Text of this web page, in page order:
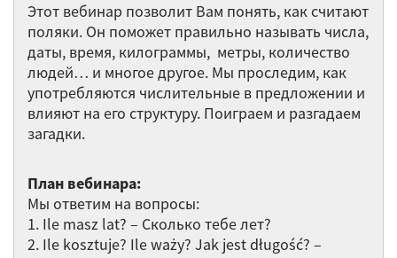
Edukacja w Polsce / Образование в
Польше
Królestwo zwierząt / Царство зверей
Wizyta u lekarza / Визит к врачу
Gwara młodzieżowa / Молодежный
Этот вебинар позволит Вам понять, как считают
поляки. Он поможет правильно называть числа,
даты, время, килограммы, метры, количество
людей… и многое другое. Мы проследим, как
употребляются числительные в предложении и
влияют на его структуру. Поиграем и разгадаем
загадки.
План вебинара:
Мы ответим на вопросы:
1. Ile masz lat? – Сколько тебе лет?
2. Ile kosztuje? Ile waży? Jak jest długość? –